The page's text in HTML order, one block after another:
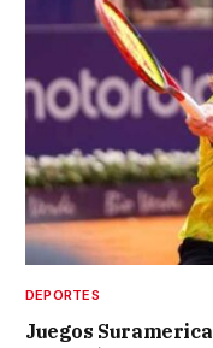
DEPORTES
Juegos